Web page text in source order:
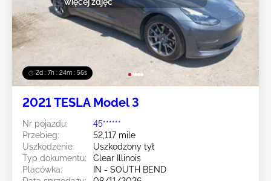
2d : 7h : 24m : 54s
2021 TESLA Model 3
Nr pojazdu:
45******
Przebieg:
52,117 mile
Uszkodzenie:
Uszkodzony tył
Typ dokumentu:
Clear Illinois
Placówka:
IN - SOUTH BEND